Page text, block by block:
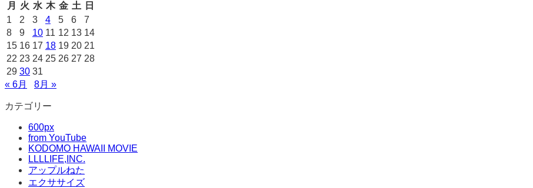
月
火 水 木 金 土
日
1
2 3 4 5 6
7
8
9 10 11 12 13 14
15 16 17 18 19 20 21
22 23 24 25 26 27 28
29 30 31
« 6月
8月 »
カテゴリー
600px
from YouTube
KODOMO HAWAII MOVIE
LLLLIFE,INC.
アップルねた
エクササイズ